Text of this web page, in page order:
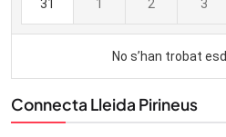
Connecta Lleida Pirineus